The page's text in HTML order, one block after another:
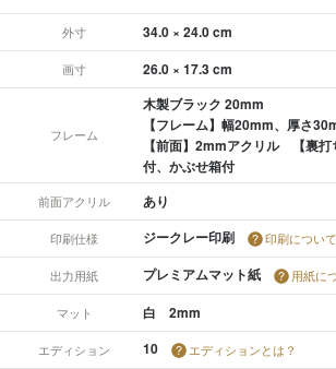
外寸 34.0 × 24.0 cm
画寸 26.0 × 17.3 cm
フレーム
木製ブラック 20mm
【フレーム】幅20mm、厚さ
【前面】2mmアクリル 【裏
付、かぶせ箱付
前面アクリル あり
印刷仕様 ジークレー印刷 印刷について
出力用紙 プレミアムマット紙 用紙に
マット 白 2mm
エディション 10 エディションとは？